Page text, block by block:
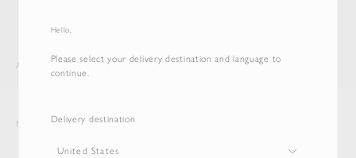
Hello,
Please select your delivery destination and language to
continue.
Delivery destination
AURALEE ITEM
Newsletter